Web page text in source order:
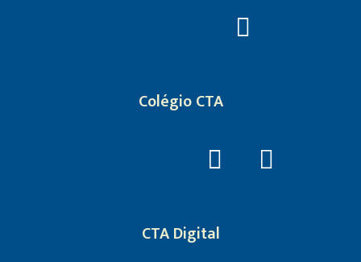
Colégio CTA
CTA Digital